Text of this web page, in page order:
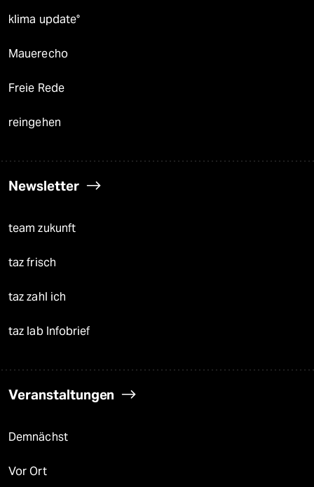
klima update°
Mauerecho
Freie Rede
reingehen
Newsletter
team zukunft
taz frisch
taz zahl ich
taz lab Infobrief
Veranstaltungen
Demnächst
Vor Ort